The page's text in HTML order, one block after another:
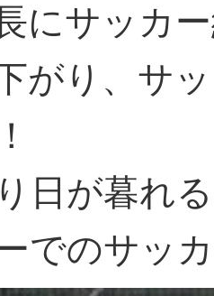
にサッカ
がり、サ
日が暮れ
でのサッ